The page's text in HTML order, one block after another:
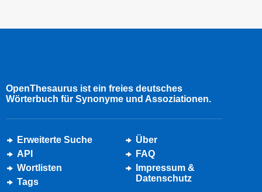
OpenThesaurus ist ein freies deutsches
Wörterbuch für Synonyme und Assoziationen.
Erweiterte Suche
API
Wortlisten
Tags
Über
FAQ
Impressum &
Datenschutz